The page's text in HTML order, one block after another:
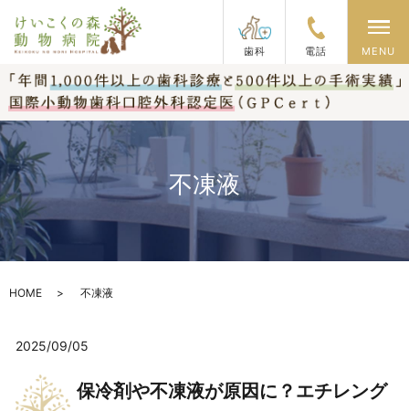
歯科 電話
メ
MENU
不凍液
HOME 不凍液
2025/09/05
保冷剤や不凍液が原因に？エチレング